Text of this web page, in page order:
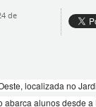
de
localizada no
alunos desde a